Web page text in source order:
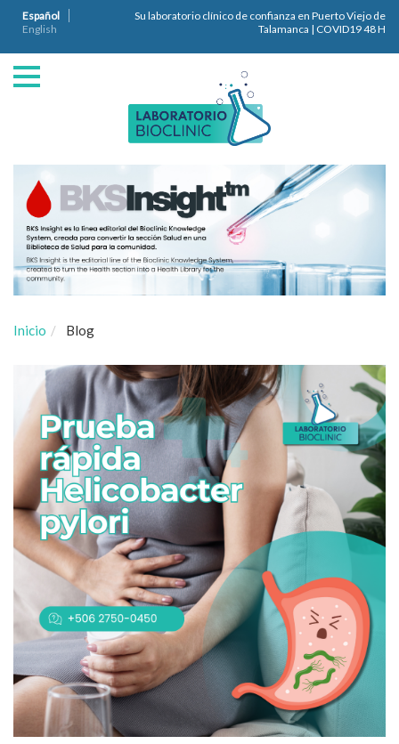
Español
English
Su laboratorio clínico de confianza en Puerto Viejo de
Talamanca | COVID19 48 H
Inicio Blog